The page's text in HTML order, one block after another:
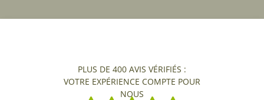
PLUS DE 400 AVIS VÉRIFIÉS :
VOTRE EXPÉRIENCE COMPTE POUR
NOUS